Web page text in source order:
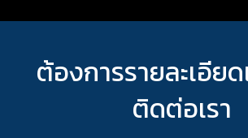
ต้องการรายละเอีย
ติดต่อเรา